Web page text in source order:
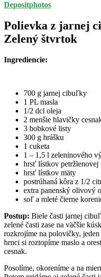
Depositphotos
Polievka z jarnej
Zelený štvrtok
Ingrediencie:
700 g jarnej cibuľky
1 PL masla
1/2 dcl oleja
2 menšie hlavičky
3 bobkové listy
300 g hrášku
1 cuketa
1 – 1,5 l zeleninového
hrsť lístkov petržlenovej
hrsť lístkov mäty
postrúhaná kôra z 1/2
extra panenský olivový
soľ a mleté čierne
Postup: Biele časti jarnej
zelené časti zase na väčšie
rozkrojíme na polovičky,
hrnci si roztopíme maslo a
cesnak.
Posolíme, okoreníme a na